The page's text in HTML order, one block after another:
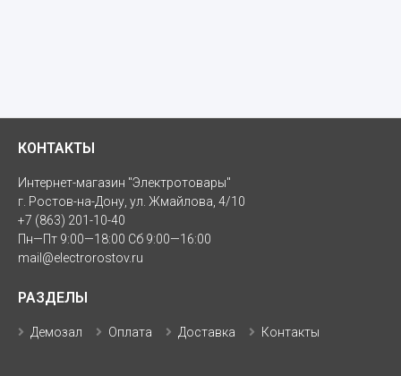
КОНТАКТЫ
Интернет-магазин "Электротовары"
г. Ростов-на-Дону, ул. Жмайлова, 4/10
+7 (863) 201-10-40
Пн—Пт 9:00—18:00 Сб 9:00—16:00
mail@electrorostov.ru
РАЗДЕЛЫ
Демозал Оплата Доставка Контакты